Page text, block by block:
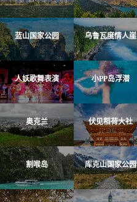
蓝山国家公园 乌鲁瓦度情人崖
人妖歌舞表演 小PP岛浮潜
奥克兰 伏见稻荷大社
割喉岛 库克山国家公园